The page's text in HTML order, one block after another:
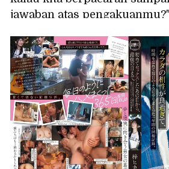
jawaban atas
selalu kusukai, seorang
dari universitas menyatakan
padaku... Aku begitu terpikat
sehingga aku lupa tentang
kusukai, dan kami
berulang kali. Otonashi Suzu